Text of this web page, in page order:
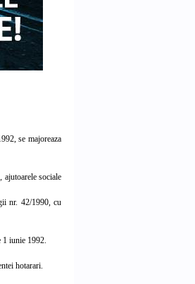
se majoreaza
sociale
nr. 42/1990, cu
iunie 1992.
hotarari.